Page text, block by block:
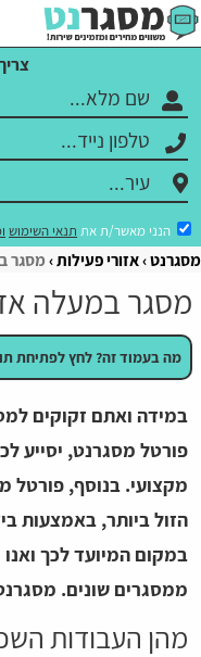
הנני מאשר/ת את תנאי השימוש
מסגרנט אזורי פעילות מסגר
מסגר במעלה
מה בעמוד זה? לחץ לפתיחת
במידה ואתם זקוקים
פורטל מסגרנט, יסייע
מקצועי. בנוסף, פורטל
הזול ביותר, באמצעות
ממסגרים שונים.
מהן העבודות